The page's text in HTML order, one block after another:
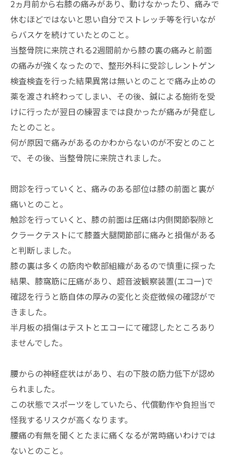
2ヵ月前から右膝の痛みがあり、動けなかったり、痛みで
休むほどではないと思い自分でストレッチ等を行いなが
らバスケを続けていたとのこと。
当整骨院に来院される2週間前から膝の裏の痛みと前面
の痛みが強くなったので、整形外科に受診しレントゲン
検査検査を行った結果異常は無いとのことで痛み止めの
薬を渡され終わってしまい、その後、鍼による施術を受
けに行ったが翌日の練習までは良かったが痛みが発症し
たとのこと。
何が原因で痛みがあるのかわからないのが不安とのこと
で、その後、当整骨院に来院されました。
問診を行っていくと、痛みのある部位は膝の前面と裏が
痛いとのこと。
触診を行っていくと、膝の前面は圧痛は内側関節裂隙と
クラークテストにて膝蓋大腿関節部に痛みと損傷がある
と判断しました。
膝の裏は多くの筋肉や軟部組織があるので慎重に探った
結果、膝窩筋に圧痛があり、超音波観察装置(エコー)で
確認を行うと筋自体の厚みの変化と炎症徴候の確認がで
きました。
半月板の損傷はテストとエコーにて確認したところあり
ませんでした。
腰からの神経症状はがあり、右の下肢の筋力低下が認め
られました。
この状態でスポーツをしていたら、代償動作や負担当で
怪我するリスクが高くなります。
腰痛の有無を聞くとたまに痛くなるが常時痛いわけでは
ないとのこと。